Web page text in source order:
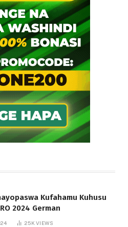
Kufahamu Kuhusu
2024 German
25KVIEWS